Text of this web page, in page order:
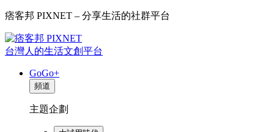
痞客邦 PIXNET – 分享生活的社群平台
台灣人的生活文創平台
GoGo+
頻道
主題企劃